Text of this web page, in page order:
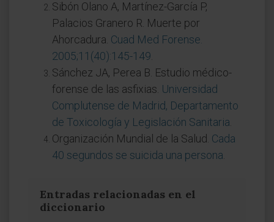
Sibón Olano A, Martínez-García P,
Palacios Granero R. Muerte por
Ahorcadura. Cuad Med Forense.
2005;11(40):145-149
Sánchez JA, Perea B. Estudio médico-
forense de las asfixias. Universidad
Complutense de Madrid, Departamento
de Toxicología y Legislación Sanitaria
Organización Mundial de la Salud. Cada
40 segundos se suicida una persona
Entradas relacionadas en el
diccionario